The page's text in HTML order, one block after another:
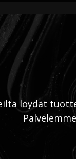
löydät